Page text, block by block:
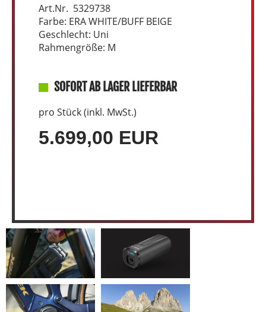
Art.Nr. 5329738
Farbe: ERA WHITE/BUFF BEIGE
Geschlecht: Uni
Rahmengröße: M
SOFORT AB LAGER LIEFERBAR
pro Stück (inkl. MwSt.)
5.699,00 EUR